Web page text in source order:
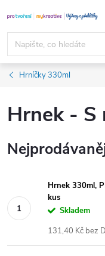
na
obsah
Hrníčky 330ml
Hrnek - S
Hrnek 330ml,
kus
Skladem
131,40 Kč bez